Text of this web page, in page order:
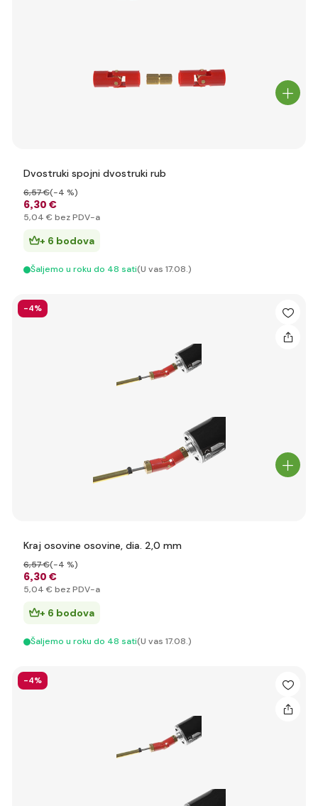
Dvostruki spojni dvostruki rub
6,30 €
6,57 €(-4 %)
5,04 € bez PDV-a
+ 6 bodova
Šaljemo u roku do 48 sati(U vas 17.08.)
-4%
Kraj osovine osovine, dia. 2,0 mm
6,30 €
6,57 €(-4 %)
5,04 € bez PDV-a
+ 6 bodova
Šaljemo u roku do 48 sati(U vas 17.08.)
-4%